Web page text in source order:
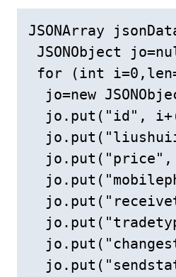
JSONArray
JSONObject
for (int
jo=new
jo.put("id",
jo.put("price",